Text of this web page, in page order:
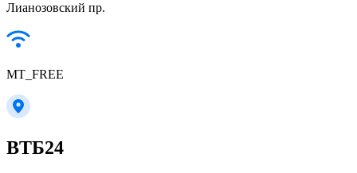
Лианозовский пр.
MT_FREE
ВТБ24